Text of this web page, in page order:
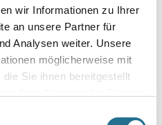
wir Informationen zu Ihrer
an unsere Partner für
Analysen weiter. Unsere
möglicherweise mit
Sie ihnen bereitgestellt